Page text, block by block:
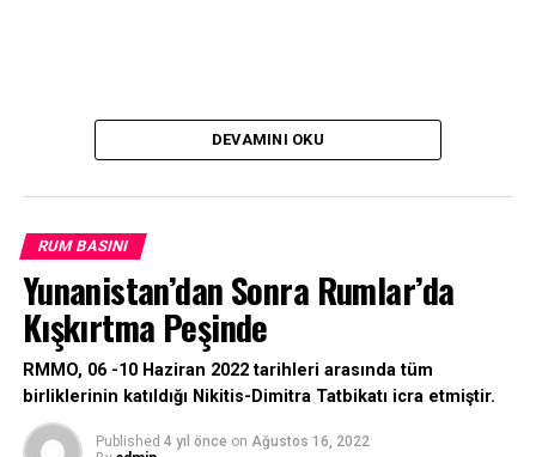
DEVAMINI OKU
RUM BASINI
Yunanistan’dan Sonra Rumlar’da
Kışkırtma Peşinde
RMMO, 06 -10 Haziran 2022 tarihleri arasında tüm
birliklerinin katıldığı Nikitis-Dimitra Tatbikatı icra etmiştir.
Published 4 yıl önce on Ağustos 16, 2022